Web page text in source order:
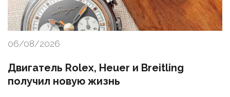
06/08/2026
Двигатель Rolex, Heuer и Breitling
получил новую жизнь